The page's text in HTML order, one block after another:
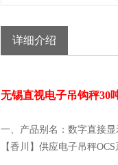
详细介绍
无锡直视电子吊钩秤30
一、产品别名：数字直接
【香川】供应电子吊秤OCS